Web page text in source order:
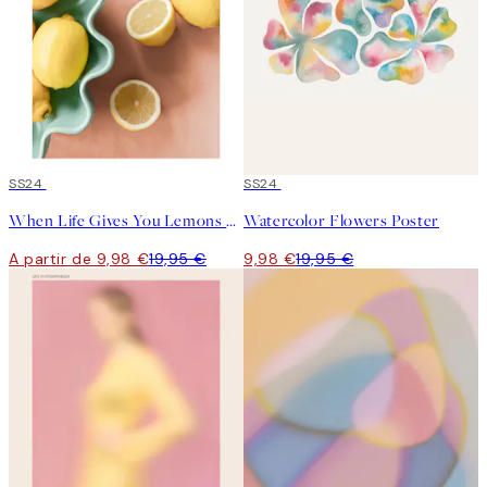
50%*
SS24
When Life Gives You Lemons Poster
A partir de 9,98 €19,95 €
50%*
SS24
Watercolor Flowers Poster
9,98 €19,95 €